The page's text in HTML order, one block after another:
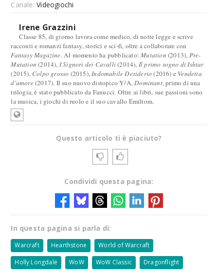
Canale:Videogiochi
Irene Grazzini
Classe 85, di giorno lavora come medico, di notte legge e scrive
racconti e romanzi fantasy, storici e sci-fi, oltre a collaborare con
Fantasy Magazine. Al momento ha pubblicato:Mutation (2013), Pre-
Mutation (2014), I Signori dei Cavalli(2014), Il primo sogno di Ishtar
(2015), Colpo grosso (2015),Indomabile Desiderio (2016) e Vendetta
d'amore(2017). Il suo nuovo distopico Y/A,Dominant, primo di una
trilogia, è stato pubblicato da Fanucci. Oltre ai libri, sue passioni sono
la musica, i giochi di ruolo e il suo cavallo Emiltom.
Questo articolo ti è piaciuto?
Condividi questa pagina:
In questa pagina si parla di:
Warcraft Hearthstone World of Warcraft
Holly Longdale WoW WoW Classic Dragonflight